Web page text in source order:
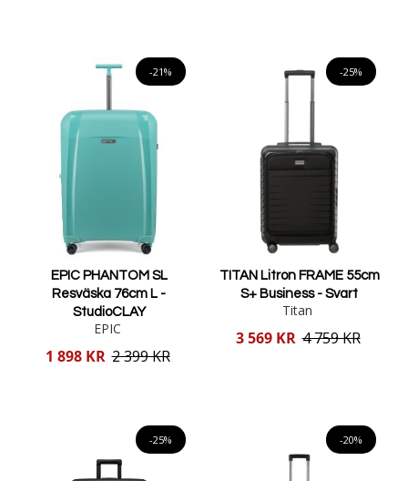
-21%
EPIC PHANTOM SL
Resväska 76cm L -
StudioCLAY
EPIC
Reducerat
1 898 KR 2 399 KR
-25%
TITAN Litron FRAME 55cm
S+ Business - Svart
Titan
Reducerat
3 569 KR 4 759 KR
-25% -20%